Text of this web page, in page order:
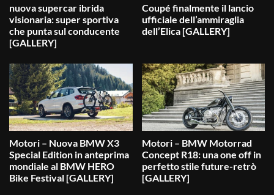
nuova supercar ibrida
visionaria: super sportiva
che punta sul conducente
[GALLERY]
Coupé finalmente il lancio
ufficiale dell’ammiraglia
dell’Elica [GALLERY]
Motori – Nuova BMW X3
Special Edition in anteprima
mondiale al BMW HERO
Bike Festival [GALLERY]
Motori – BMW Motorrad
Concept R18: una one off in
perfetto stile future-retrò
[GALLERY]